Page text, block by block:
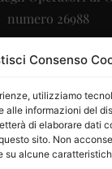
Consenso
utilizziamo
alle informazioni del
di elaborare dati
sito. Non
su alcune
numero 26988
Digitale srl –